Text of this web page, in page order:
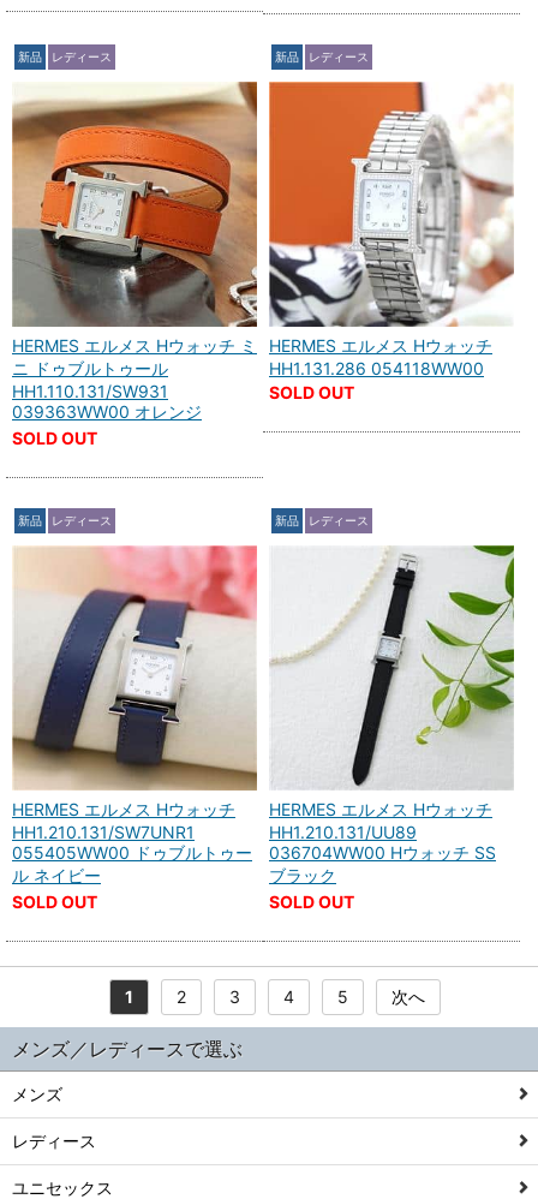
新品 レディース
HERMES エルメス Hウォッチ ミ
ニ ドゥブルトゥール
HH1.110.131/SW931
039363WW00 オレンジ
SOLD OUT
新品 レディース
HERMES エルメス Hウォッチ
HH1.131.286 054118WW00
SOLD OUT
新品 レディース
HERMES エルメス Hウォッチ
HH1.210.131/SW7UNR1
055405WW00 ドゥブルトゥー
ル ネイビー
SOLD OUT
新品 レディース
HERMES エルメス Hウォッチ
HH1.210.131/UU89
036704WW00 Hウォッチ SS
ブラック
SOLD OUT
1 2 3 4 5 次へ
メンズ／レディースで選ぶ
メンズ
レディース
ユニセックス